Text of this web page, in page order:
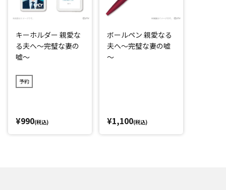
キーホルダー 親愛な
る夫へ～完璧な妻の
嘘～
予約
¥990(税込)
ボールペン 親愛なる
夫へ～完璧な妻の嘘
～
¥1,100(税込)